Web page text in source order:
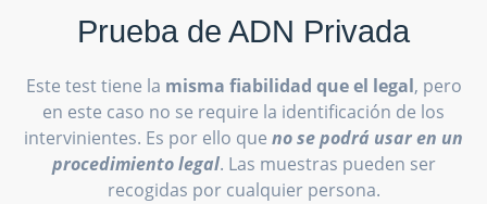
Prueba de ADN Privada
Este test tiene la misma fiabilidad que el legal, pero
en este caso no se require la identificación de los
intervinientes. Es por ello que no se podrá usar en un
procedimiento legal. Las muestras pueden ser
recogidas por cualquier persona.